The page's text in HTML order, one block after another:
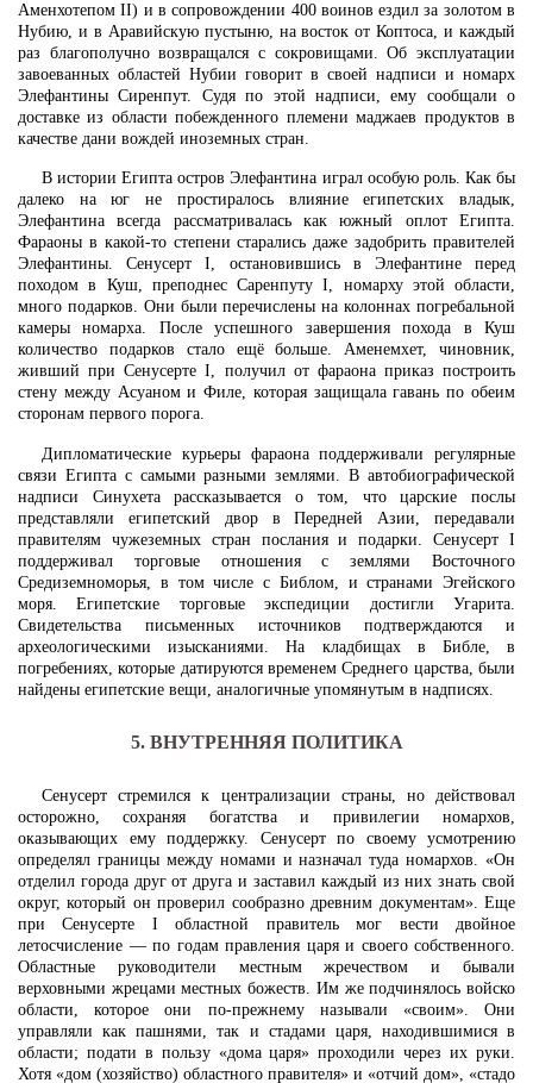
Аменхотепом II) и в сопровождении 400 воинов ездил за золотом в
Нубию, и в Аравийскую пустыню, на восток от Коптоса, и каждый
раз благополучно возвращался с сокровищами. Об эксплуатации
завоеванных областей Нубии говорит в своей надписи и номарх
Элефантины Сиренпут. Судя по этой надписи, ему сообщали о
доставке из области побежденного племени маджаев продуктов в
качестве дани вождей иноземных стран.
В истории Египта остров Элефантина играл особую роль. Как бы
далеко на юг не простиралось влияние египетских владык,
Элефантина всегда рассматривалась как южный оплот Египта.
Фараоны в какой-то степени старались даже задобрить правителей
Элефантины. Сенусерт I, остановившись в Элефантине перед
походом в Куш, преподнес Саренпуту I, номарху этой области,
много подарков. Они были перечислены на колоннах погребальной
камеры номарха. После успешного завершения похода в Куш
количество подарков стало ещё больше. Аменемхет, чиновник,
живший при Сенусерте I, получил от фараона приказ построить
стену между Асуаном и Филе, которая защищала гавань по обеим
сторонам первого порога.
Дипломатические курьеры фараона поддерживали регулярные
связи Египта с самыми разными землями. В автобиографической
надписи Синухета рассказывается о том, что царские послы
представляли египетский двор в Передней Азии, передавали
правителям чужеземных стран послания и подарки. Сенусерт I
поддерживал торговые отношения с землями Восточного
Средиземноморья, в том числе с Библом, и странами Эгейского
моря. Египетские торговые экспедиции достигли Угарита.
Свидетельства письменных источников подтверждаются и
археологическими изысканиями. На кладбищах в Библе, в
погребениях, которые датируются временем Среднего царства, были
найдены египетские вещи, аналогичные упомянутым в надписях.
5. ВНУТРЕННЯЯ ПОЛИТИКА
Сенусерт стремился к централизации страны, но действовал
осторожно, сохраняя богатства и привилегии номархов,
оказывающих ему поддержку. Сенусерт по своему усмотрению
определял границы между номами и назначал туда номархов. «Он
отделил города друг от друга и заставил каждый из них знать свой
округ, который он проверил сообразно древним документам». Еще
при Сенусерте I областной правитель мог вести двойное
летосчисление — по годам правления царя и своего собственного.
Областные руководители местным жречеством и бывали
верховными жрецами местных божеств. Им же подчинялось войско
области, которое они по-прежнему называли «своим». Они
управляли как пашнями, так и стадами царя, находившимися в
области; подати в пользу «дома царя» проходили через их руки.
Хотя «дом (хозяйство) областного правителя» и «отчий дом», «стадо